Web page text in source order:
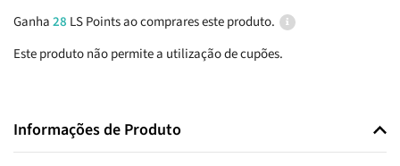
Ganha28 LS Points ao comprares este produto.
Este produto não permite a utilização de cupões.
Informações de Produto